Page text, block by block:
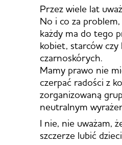
Przez wiele lat
No i co za
każdy ma do tego
kobiet, starców czy
czarnoskórych.
Mamy prawo nie
czerpać radości z
zorganizowaną
neutralnym
I nie, nie uważam,
szczerze lubić